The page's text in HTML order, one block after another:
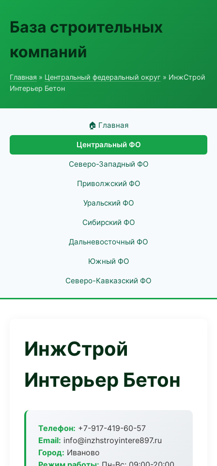
База строительных
компаний
Главная » Центральный федеральный округ » ИнжСтрой
Интерьер Бетон
🏠 Главная
Центральный ФО
Северо-Западный ФО
Приволжский ФО
Уральский ФО
Сибирский ФО
Дальневосточный ФО
Южный ФО
Северо-Кавказский ФО
ИнжСтрой
Интерьер Бетон
Телефон: +7-917-419-60-57
Email: info@inzhstroyintere897.ru
Город: Иваново